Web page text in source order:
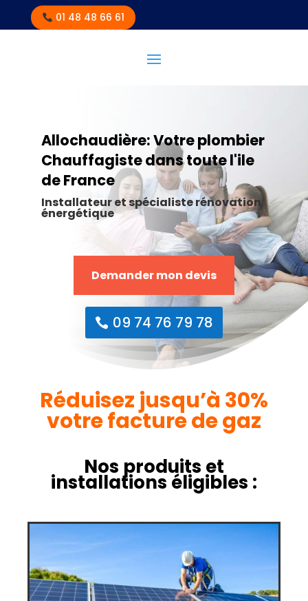
01 48 48 66 61
Allochaudière: Votre plombier
Chauffagiste dans toute l'ile
de France
Installateur et spécialiste rénovation
énergétique
Demander mon devis
09 74 76 79 78
Réduisez jusqu’à 30%
votre facture de gaz
Nos produits et
installations éligibles :